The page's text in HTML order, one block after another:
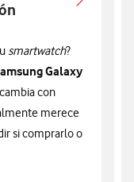
smartwatch?
Galaxy
con
merece
si comprarlo o